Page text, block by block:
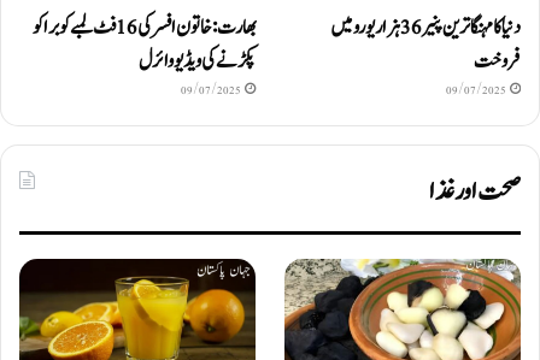
دنیا کا مہنگا ترین پنیر 36 ہزار یورو میں
فروخت
09/07/2025
بھارت: خاتون افسر کی 16 فٹ لمبے کوبرا کو
پکڑنے کی ویڈیو وائرل
09/07/2025
صحت اور غذا